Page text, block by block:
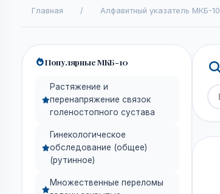
Главная / Алфавитный указатель МКБ-10
Популярные МКБ-10
Растяжение и
перенапряжение связок
голеностопного сустава
Гинекологическое
обследование (общее)
(рутинное)
Множественные переломы